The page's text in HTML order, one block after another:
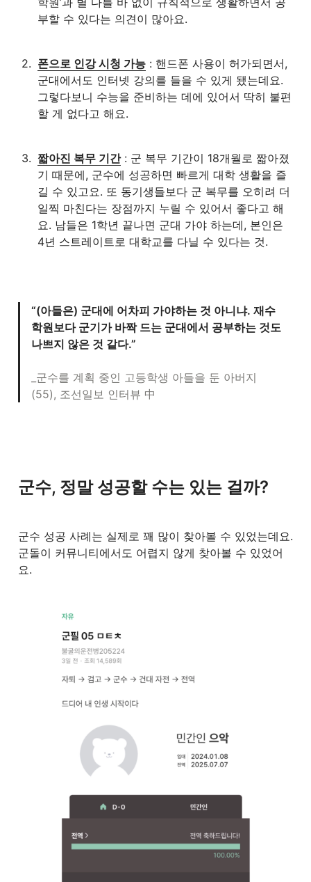
부할 수 있다는 의견이 많아요.
2. 폰으로 인강 시청 가능 : 핸드폰 사용이 허가되면서,
군대에서도 인터넷 강의를 들을 수 있게 됐는데요.
그렇다보니 수능을 준비하는 데에 있어서 딱히 불편
할 게 없다고 해요.
3. 짧아진 복무 기간 : 군 복무 기간이 18개월로 짧아졌
기 때문에, 군수에 성공하면 빠르게 대학 생활을 즐
길 수 있고요. 또 동기생들보다 군 복무를 오히려 더
일찍 마친다는 장점까지 누릴 수 있어서 좋다고 해
요. 남들은 1학년 끝나면 군대 가야 하는데, 본인은
4년 스트레이트로 대학교를 다닐 수 있다는 것.
“(아들은) 군대에 어차피 가야하는 것 아니냐. 재수
학원보다 군기가 바짝 드는 군대에서 공부하는 것도
나쁘지 않은 것 같다.”
_군수를 계획 중인 고등학생 아들을 둔 아버지
(55), 조선일보 인터뷰 中
군수, 정말 성공할 수는 있는 걸까?
군수 성공 사례는 실제로 꽤 많이 찾아볼 수 있었는데요.
군돌이 커뮤니티에서도 어렵지 않게 찾아볼 수 있었어
요.